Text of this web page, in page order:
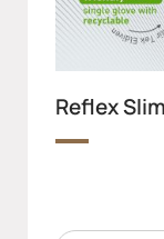
Reflex